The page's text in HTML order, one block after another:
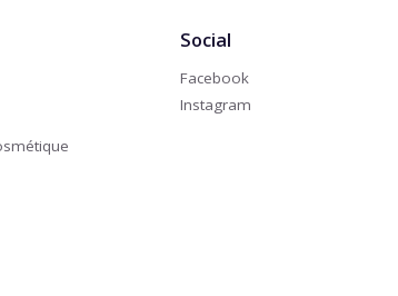
Social
Facebook
Instagram